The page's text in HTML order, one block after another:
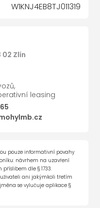
W1KNJ4EB8TJ011319
Zlín
leasing
pouze informativní povahy
návrhem na uzavření
příslibem dle § 1733.
ani jakýmkoli třetím
se vylučuje aplikace §